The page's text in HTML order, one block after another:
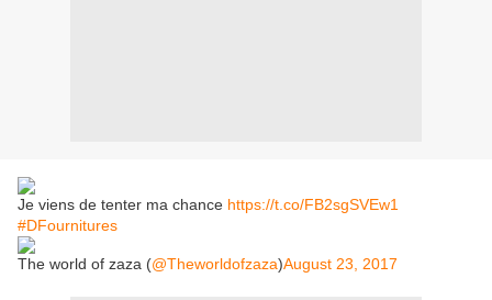
Je viens de tenter ma chance https://t.co/FB2sgSVEw1
#DFournitures
The world of zaza (@Theworldofzaza)August 23, 2017